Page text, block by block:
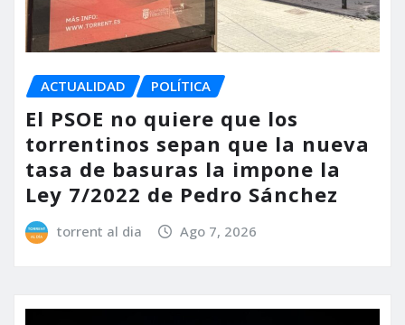
ACTUALIDAD POLÍTICA
El PSOE no quiere que los
torrentinos sepan que la nueva
tasa de basuras la impone la
Ley 7/2022 de Pedro Sánchez
torrent al dia Ago 7, 2026